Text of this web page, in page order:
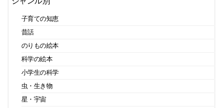
子育ての知恵
昔話
のりもの絵本
科学の絵本
小学生の科学
虫・生き物
星・宇宙